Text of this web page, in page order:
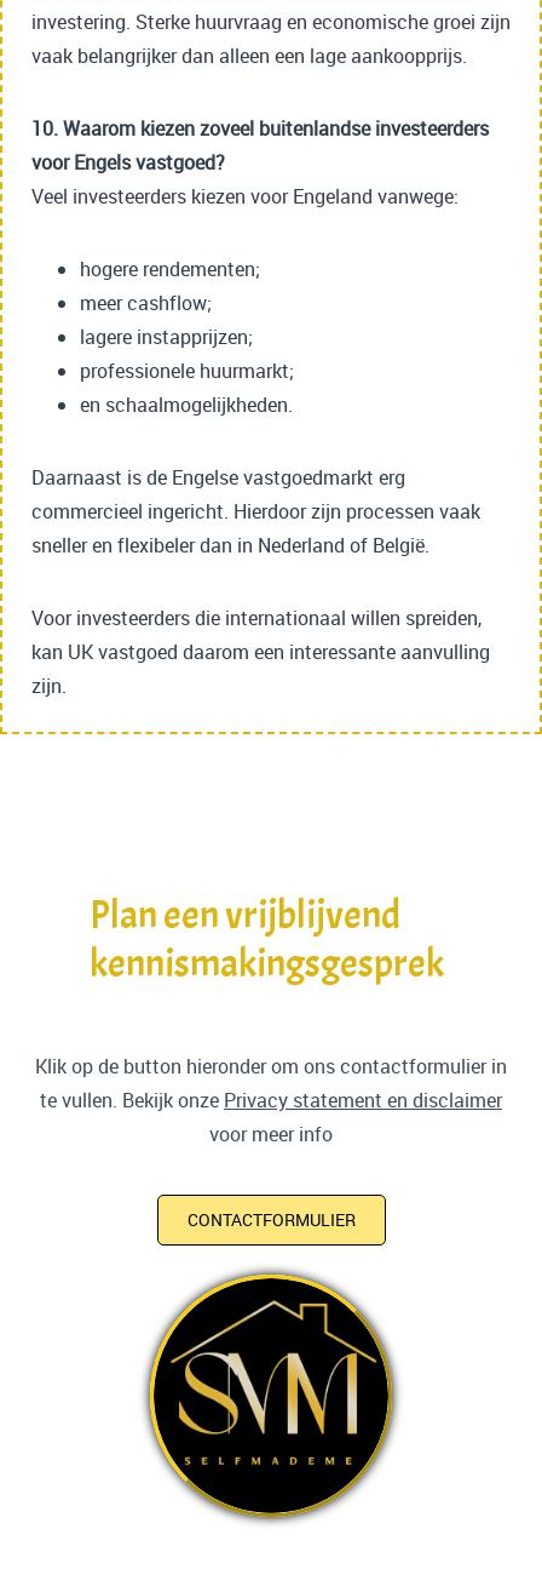
investering. Sterke huurvraag en economische groei zijn
vaak belangrijker dan alleen een lage aankoopprijs.
10. Waarom kiezen zoveel buitenlandse investeerders
voor Engels vastgoed?
Veel investeerders kiezen voor Engeland vanwege:
hogere rendementen;
meer cashflow;
lagere instapprijzen;
professionele huurmarkt;
en schaalmogelijkheden.
Daarnaast is de Engelse vastgoedmarkt erg
commercieel ingericht. Hierdoor zijn processen vaak
sneller en flexibeler dan in Nederland of België.
Voor investeerders die internationaal willen spreiden,
kan UK vastgoed daarom een interessante aanvulling
zijn.
Plan een vrijblijvend
kennismakingsgesprek
Klik op de button hieronder om ons contactformulier in
te vullen. Bekijk onze Privacy statement en disclaimer
voor meer info
CONTACTFORMULIER